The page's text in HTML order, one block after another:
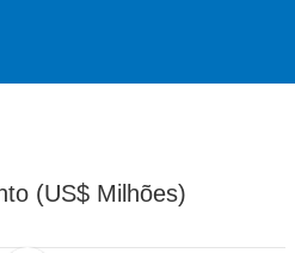
(US$ Milhões)